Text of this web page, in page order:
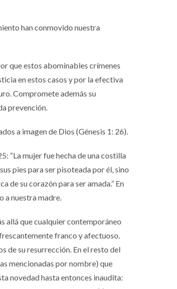
han conmovido nuestra
que estos abominables crímenes
en estos casos y por la efectiva
Compromete además su
prevención.
a imagen de Dios (Génesis 1: 26).
“La mujer fue hecha de una costilla
pies para ser pisoteada por él, sino
de su corazón para ser amada.” En
a nuestra madre.
allá que cualquier contemporáneo
franco y afectuoso.
de su resurrección. En el resto del
mencionadas por nombre) que
novedad hasta entonces inaudita: